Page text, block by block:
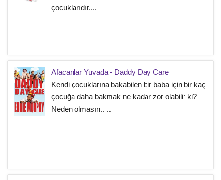
çocuklarıdır....
Afacanlar Yuvada - Daddy Day Care
Kendi çocuklarına bakabilen bir baba için bir kaç
çocuğa daha bakmak ne kadar zor olabilir ki?
Neden olmasın.. ...